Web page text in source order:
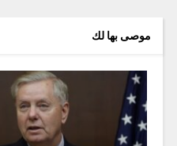
موصى بها لك